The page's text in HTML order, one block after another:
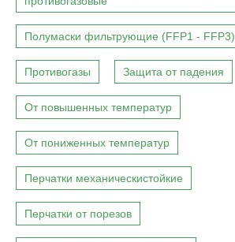
Полумаски фильтрующие (FFP1 - FFP3)
Противогазы Защита от падения
От повышенных температур
От пониженных температур
Перчатки механическистойкие
Перчатки от порезов